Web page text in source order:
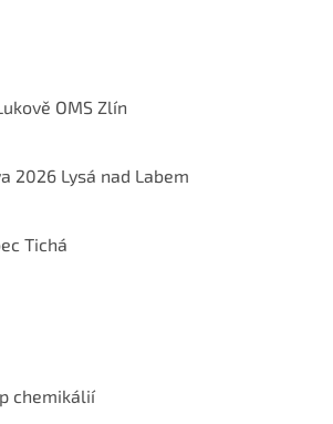
OMS Zlín
2026 Lysá nad Labem
Tichá
chemikálií